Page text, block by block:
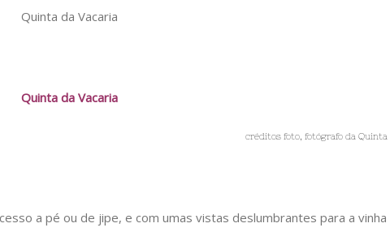
créditos foto, fotógrafo da Quinta
a pé ou de jipe, e com umas vistas deslumbrantes para a vinha